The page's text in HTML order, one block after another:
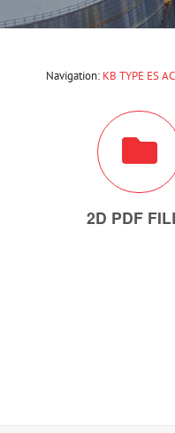
Navigation: KB TYPE ES
2D PDF